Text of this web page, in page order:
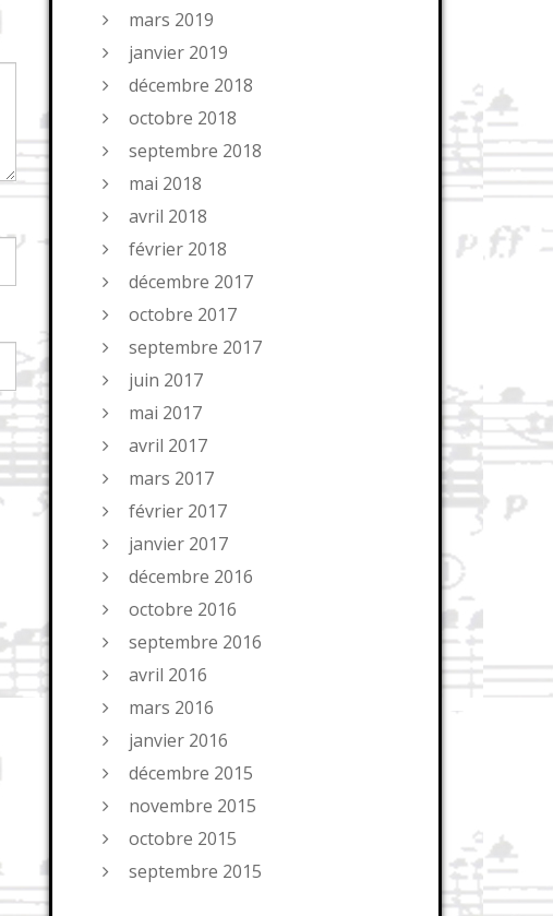
mars 2019
janvier 2019
décembre 2018
octobre 2018
septembre 2018
mai 2018
avril 2018
février 2018
décembre 2017
octobre 2017
septembre 2017
juin 2017
mai 2017
avril 2017
mars 2017
février 2017
janvier 2017
décembre 2016
octobre 2016
septembre 2016
avril 2016
mars 2016
janvier 2016
décembre 2015
novembre 2015
octobre 2015
septembre 2015